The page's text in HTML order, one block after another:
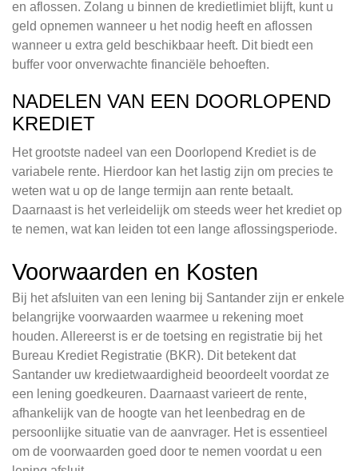
en aflossen. Zolang u binnen de kredietlimiet blijft, kunt u
geld opnemen wanneer u het nodig heeft en aflossen
wanneer u extra geld beschikbaar heeft. Dit biedt een
buffer voor onverwachte financiële behoeften.
NADELEN VAN EEN DOORLOPEND
KREDIET
Het grootste nadeel van een Doorlopend Krediet is de
variabele rente. Hierdoor kan het lastig zijn om precies te
weten wat u op de lange termijn aan rente betaalt.
Daarnaast is het verleidelijk om steeds weer het krediet op
te nemen, wat kan leiden tot een lange aflossingsperiode.
Voorwaarden en Kosten
Bij het afsluiten van een lening bij Santander zijn er enkele
belangrijke voorwaarden waarmee u rekening moet
houden. Allereerst is er de toetsing en registratie bij het
Bureau Krediet Registratie (BKR). Dit betekent dat
Santander uw kredietwaardigheid beoordeelt voordat ze
een lening goedkeuren. Daarnaast varieert de rente,
afhankelijk van de hoogte van het leenbedrag en de
persoonlijke situatie van de aanvrager. Het is essentieel
om de voorwaarden goed door te nemen voordat u een